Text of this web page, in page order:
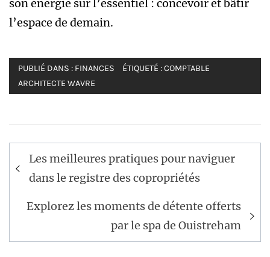
son énergie sur l’essentiel : concevoir et bâtir
l’espace de demain.
PUBLIÉ DANS : FINANCES ÉTIQUETÉ :COMPTABLE
ARCHITECTE WAVRE
Navigation
de
Les meilleures pratiques pour naviguer
dans le registre des copropriétés
Explorez les moments de détente offerts
par le spa de Ouistreham